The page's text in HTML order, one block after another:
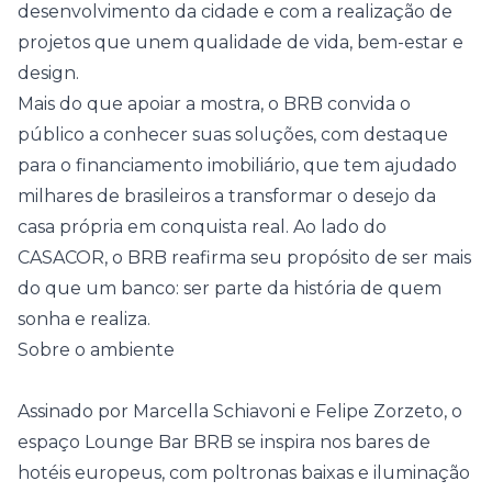
desenvolvimento da cidade e com a realização de
projetos que unem qualidade de vida, bem-estar e
design.
Mais do que apoiar a mostra, o BRB convida o
público a conhecer suas soluções, com destaque
para o financiamento imobiliário, que tem ajudado
milhares de brasileiros a transformar o desejo da
casa própria em conquista real. Ao lado do
CASACOR, o BRB reafirma seu propósito de ser mais
do que um banco: ser parte da história de quem
sonha e realiza.
Sobre o ambiente
Assinado por Marcella Schiavoni e Felipe Zorzeto, o
espaço Lounge Bar BRB se inspira nos bares de
hotéis europeus, com poltronas baixas e iluminação